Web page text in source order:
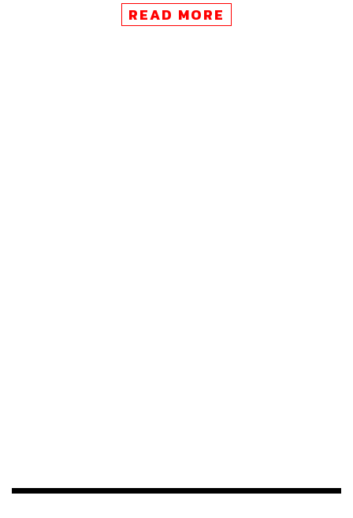
ตัวเองมาขายกุนเชียงในช่วงหยุดการแข่งขัน ก่อนจะเดินทาง
ไปอังกฤษอีกครั้ง และเก็บตัวที่ห้องพักในเมืองเชฟฟิลด์ 14 วัน
READ MORE